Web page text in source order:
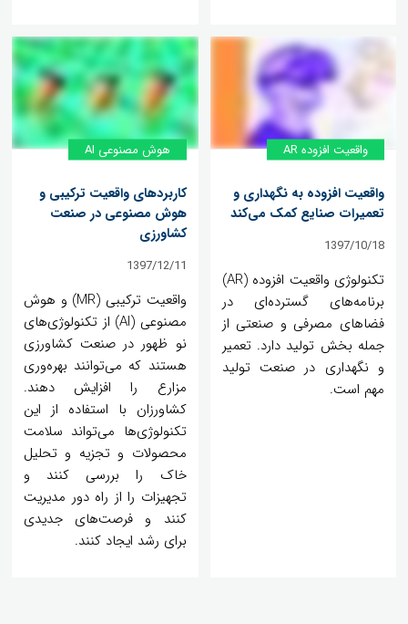
واقعیت افزوده AR
واقعیت افزوده به نگهداری و
تعمیرات صنایع کمک می‌کند
1397/10/18
تکنولوژی واقعیت افزوده (AR)
برنامه‌های گسترده‌ای در
فضاهای مصرفی و صنعتی از
جمله بخش تولید دارد. تعمیر
و نگهداری در صنعت تولید
مهم است.
هوش مصنوعی AI
کاربردهای واقعیت ترکیبی و
هوش مصنوعی در صنعت
کشاورزی
1397/12/11
واقعیت ترکیبی (MR) و هوش
مصنوعی (AI) از تکنولوژی‌های
نو ظهور در صنعت کشاورزی
هستند که می‌توانند بهره‌وری
مزارع را افزایش دهند.
کشاورزان با استفاده از این
تکنولوژی‌ها می‌تواند سلامت
محصولات و تجزیه و تحلیل
خاک را بررسی کنند و
تجهیزات را از راه دور مدیریت
کنند و فرصت‌های جدیدی
برای رشد ایجاد کنند.